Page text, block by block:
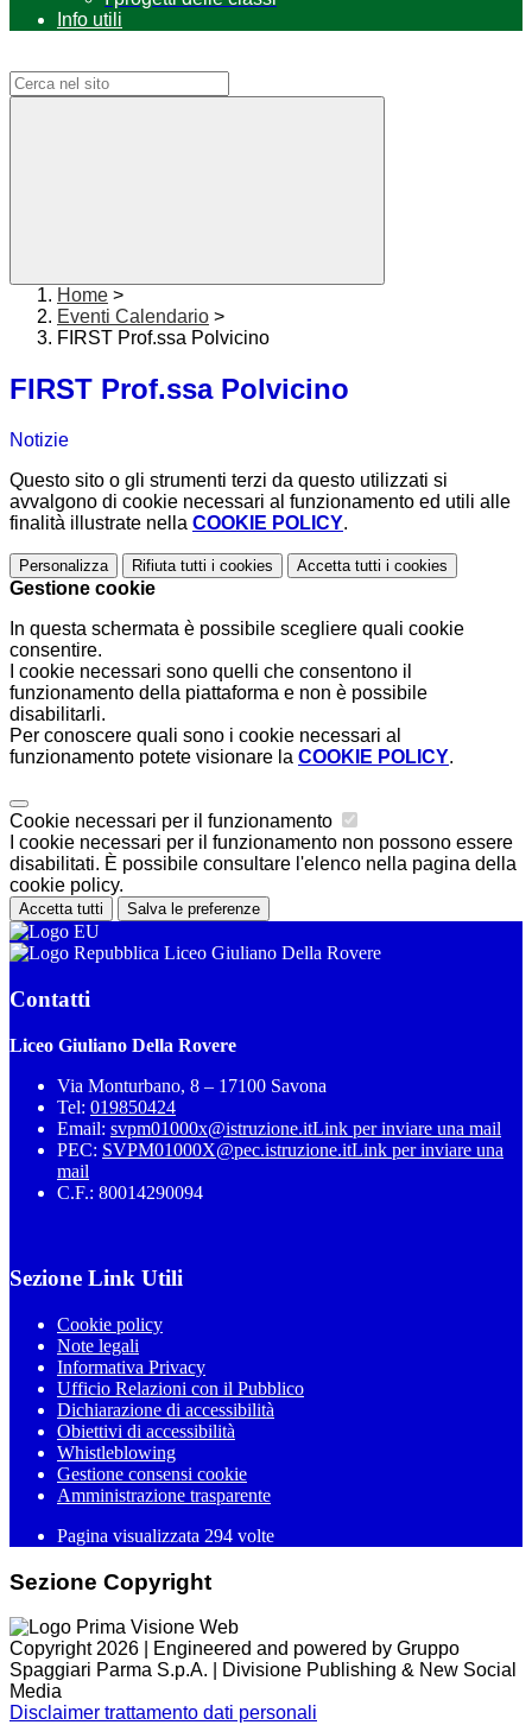
Info utili
Home >
Eventi Calendario >
FIRST Prof.ssa Polvicino
FIRST Prof.ssa Polvicino
Notizie
Questo sito o gli strumenti terzi da questo utilizzati si
avvalgono di cookie necessari al funzionamento ed utili alle
finalità illustrate nella COOKIE POLICY.
Personalizza Rifiuta tutti i cookies Accetta tutti i cookies
Gestione cookie
In questa schermata è possibile scegliere quali cookie
consentire.
I cookie necessari sono quelli che consentono il
funzionamento della piattaforma e non è possibile
disabilitarli.
Per conoscere quali sono i cookie necessari al
funzionamento potete visionare la COOKIE POLICY.
Cookie necessari per il funzionamento
I cookie necessari per il funzionamento non possono essere
disabilitati. È possibile consultare l'elenco nella pagina della
cookie policy.
Accetta tutti Salva le preferenze
Liceo Giuliano Della Rovere
Contatti
Liceo Giuliano Della Rovere
Via Monturbano, 8 – 17100 Savona
Tel: 019850424
Email: svpm01000x@istruzione.itLink per inviare una mail
PEC: SVPM01000X@pec.istruzione.itLink per inviare una
mail
C.F.: 80014290094
Sezione Link Utili
Cookie policy
Note legali
Informativa Privacy
Ufficio Relazioni con il Pubblico
Dichiarazione di accessibilità
Obiettivi di accessibilità
Whistleblowing
Gestione consensi cookie
Amministrazione trasparente
Pagina visualizzata 294 volte
Sezione Copyright
Copyright 2026 | Engineered and powered by Gruppo
Spaggiari Parma S.p.A. | Divisione Publishing & New Social
Media
Disclaimer trattamento dati personali